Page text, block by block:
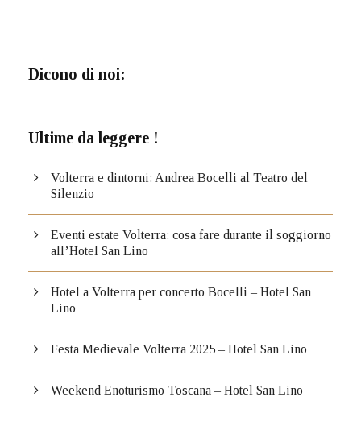
Dicono di noi:
Ultime da leggere !
Volterra e dintorni: Andrea Bocelli al Teatro del
Silenzio
Eventi estate Volterra: cosa fare durante il soggiorno
all’Hotel San Lino
Hotel a Volterra per concerto Bocelli – Hotel San
Lino
Festa Medievale Volterra 2025 – Hotel San Lino
Weekend Enoturismo Toscana – Hotel San Lino